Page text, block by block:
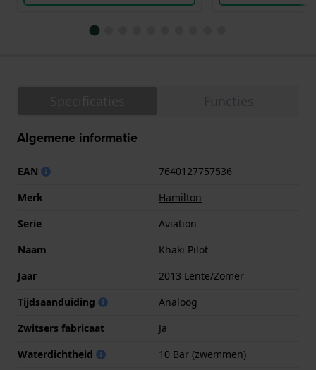
Algemene informatie
EAN
7640127757536
Merk
Hamilton
Serie
Aviation
Naam
Khaki Pilot
Jaar
2013 Lente/Zomer
Tijdsaanduiding
Analoog
Zwitsers fabricaat
Ja
Waterdichtheid
10 Bar (zwemmen)